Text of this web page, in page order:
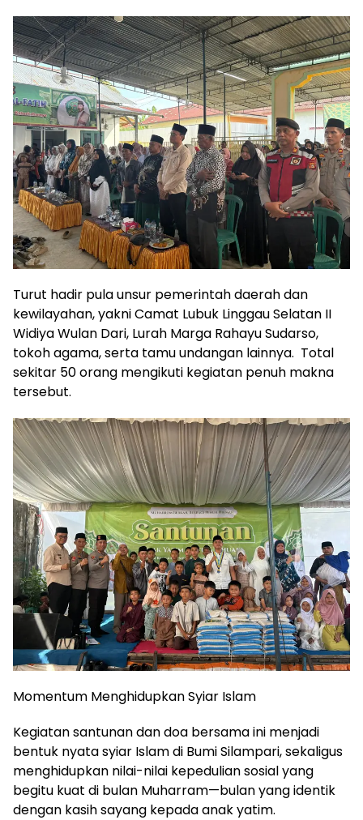
Turut hadir pula unsur pemerintah daerah dan
kewilayahan, yakni Camat Lubuk Linggau Selatan II
Widiya Wulan Dari, Lurah Marga Rahayu Sudarso,
tokoh agama, serta tamu undangan lainnya. Total
sekitar 50 orang mengikuti kegiatan penuh makna
tersebut.
Momentum Menghidupkan Syiar Islam
Kegiatan santunan dan doa bersama ini menjadi
bentuk nyata syiar Islam di Bumi Silampari, sekaligus
menghidupkan nilai-nilai kepedulian sosial yang
begitu kuat di bulan Muharram—bulan yang identik
dengan kasih sayang kepada anak yatim.